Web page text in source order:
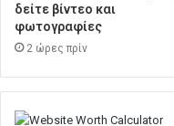
δείτε βίντεο και
φωτογραφίες
2 ώρες πρίν